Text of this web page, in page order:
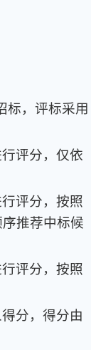
标，评标采用
评分，仅依
评分，按照
推荐中标候
评分，按照
分，得分由